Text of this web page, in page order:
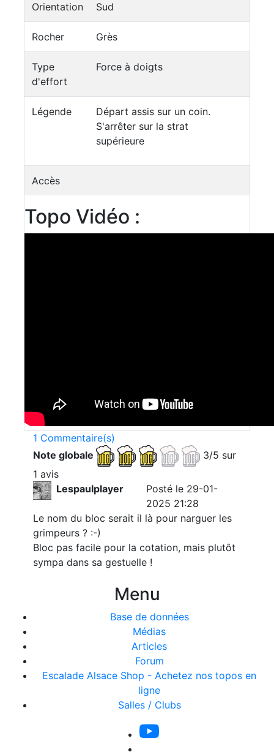
Orientation Sud
Rocher Grès
Type
d'effort
Force à doigts
Légende
Départ assis sur un coin.
S'arrêter sur la strat
supérieure
Accès
Topo Vidéo :
1 Commentaire(s)
Note globale
3/5 sur
1 avis
Lespaulplayer
Posté le 29-01-
2025 21:28
Le nom du bloc serait il là pour narguer les
grimpeurs ? :-)
Bloc pas facile pour la cotation, mais plutôt
sympa dans sa gestuelle !
Menu
Base de données
Médias
Articles
Forum
Escalade Alsace Shop - Achetez nos topos en
ligne
Salles / Clubs